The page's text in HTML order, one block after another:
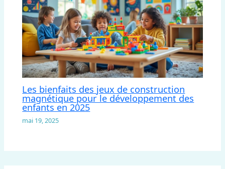
Les bienfaits des jeux de construction
magnétique pour le développement des
enfants en 2025
mai 19, 2025